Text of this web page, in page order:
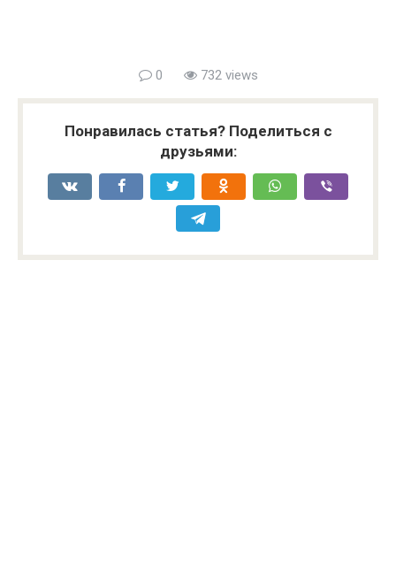
0 732 views
Понравилась статья? Поделиться с
друзьями: